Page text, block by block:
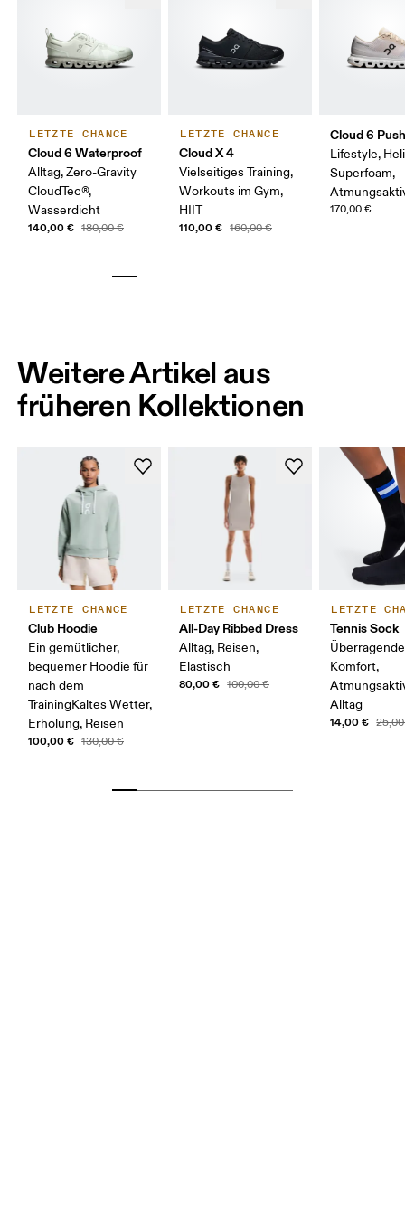
LETZTE CHANCE
Cloud 6 Waterproof
Alltag, Zero-Gravity
CloudTec®,
Wasserdicht
140,00 € 180,00 €
LETZTE CHANCE
Cloud X 4
Vielseitiges Training,
Workouts im Gym,
HIIT
110,00 € 160,00 €
Cloud 6
Lifestyle,
Superfoam,
170,00 €
Weitere Artikel aus
früheren Kollektionen
LETZTE CHANCE
Club Hoodie
Ein gemütlicher,
bequemer Hoodie für
nach dem
TrainingKaltes Wetter,
Erholung, Reisen
100,00 € 130,00 €
LETZTE CHANCE
All-Day Ribbed Dress
Alltag, Reisen,
Elastisch
80,00 € 100,00 €
LETZTE
Tennis Sock
Komfort,
Alltag
14,00 €